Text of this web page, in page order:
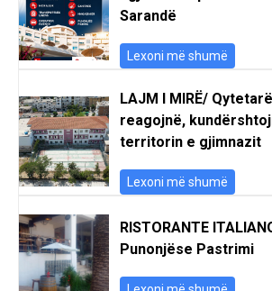
Sarandë
Lexoni më shumë
LAJM I MIRË/
reagojnë,
territorin e gjimnazit
Lexoni më shumë
RISTORANTE
Punonjëse Pastrimi